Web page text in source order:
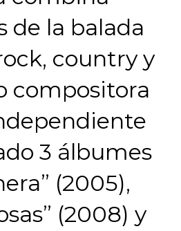
de la balada
country y
compositora
3 álbumes
(2005),
(2008) y